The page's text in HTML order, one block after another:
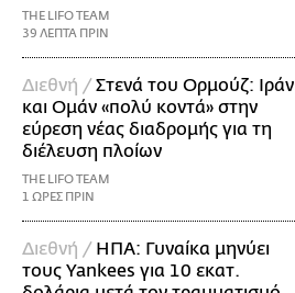
THE LIFO TEAM
39 ΛΕΠΤΑ ΠΡΙΝ
Διεθνή /Στενά του Ορμούζ: Ιράν
και Ομάν «πολύ κοντά» στην
εύρεση νέας διαδρομής για τη
διέλευση πλοίων
THE LIFO TEAM
1 ΩΡΕΣ ΠΡΙΝ
Διεθνή / ΗΠΑ: Γυναίκα μηνύει
τους Yankees για 10 εκατ.